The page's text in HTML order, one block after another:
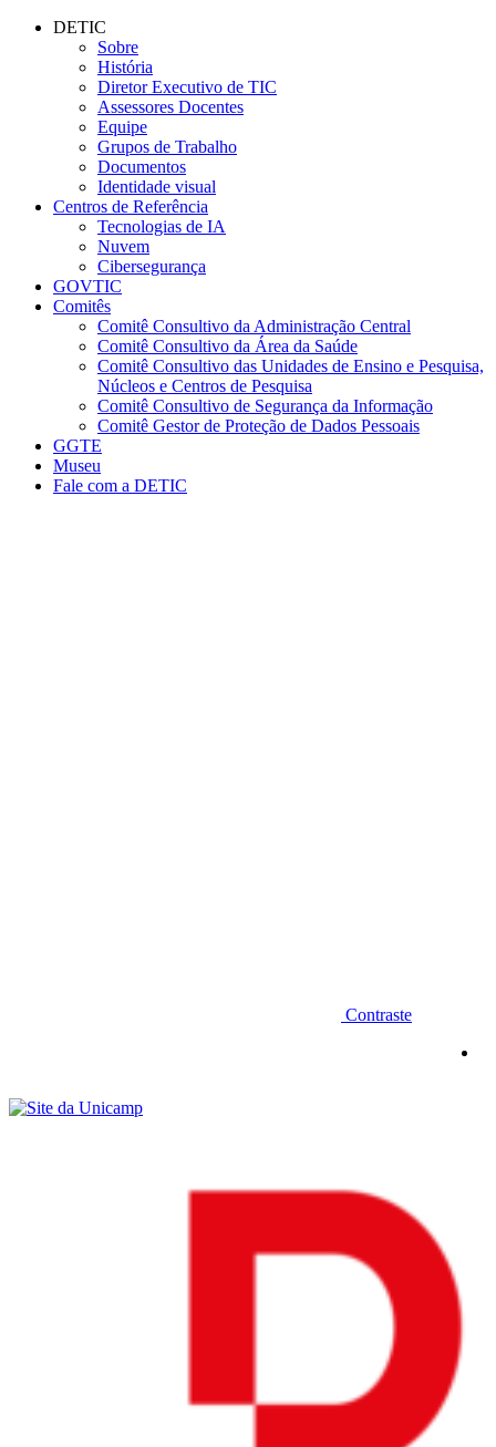
Conteúdo principal
DETIC
Sobre
História
Diretor Executivo de TIC
Assessores Docentes
Equipe
Grupos de Trabalho
Documentos
Identidade visual
Centros de Referência
Tecnologias de IA
Nuvem
Cibersegurança
GOVTIC
Comitês
Comitê Consultivo da Administração Central
Comitê Consultivo da Área da Saúde
Comitê Consultivo das Unidades de Ensino e Pesquisa,
Núcleos e Centros de Pesquisa
Comitê Consultivo de Segurança da Informação
Comitê Gestor de Proteção de Dados Pessoais
GGTE
Museu
Fale com a DETIC
Contraste